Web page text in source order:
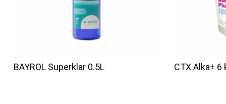
Lire La Suite
BAYROL Superklar 0.5L CTX Alka+ 6